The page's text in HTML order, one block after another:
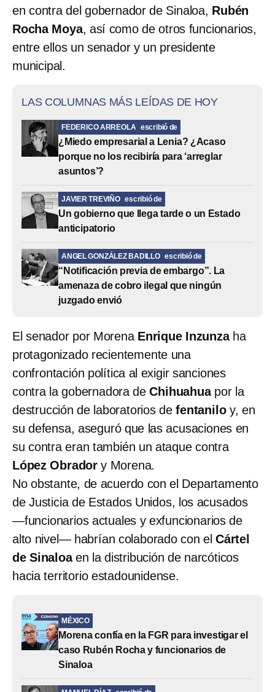
en contra del gobernador de Sinaloa, Rubén
Rocha Moya, así como de otros funcionarios,
entre ellos un senador y un presidente
municipal.
LAS COLUMNAS MÁS LEÍDAS DE HOY
FEDERICO ARREOLA escribió de
¿Miedo empresarial a Lenia? ¿Acaso
porque no los recibiría para ‘arreglar
asuntos’?
JAVIER TREVIÑO escribió de
Un gobierno que llega tarde o un Estado
anticipatorio
ANGEL GONZÁLEZ BADILLO escribió de
“Notificación previa de embargo”. La
amenaza de cobro ilegal que ningún
juzgado envió
El senador por MorenaEnrique Inzunzaha
protagonizado recientemente una
confrontación política al exigir sanciones
contra la gobernadora deChihuahua por la
destrucción de laboratorios defentaniloy, en
su defensa, aseguró que las acusaciones en
su contra eran también un ataque contra
López Obrador y Morena.
No obstante, de acuerdo con el Departamento
de Justicia de Estados Unidos, los acusados
—funcionarios actuales y exfuncionarios de
alto nivel— habrían colaborado con el Cártel
de Sinaloaen la distribución de narcóticos
hacia territorio estadounidense.
MÉXICO
Morena confía en la FGR para investigar el
caso Rubén Rocha y funcionarios de
Sinaloa